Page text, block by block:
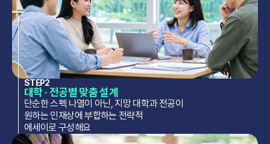
STEP2
대학 · 전공별 맞춤 설계
단순한 스펙 나열이 아닌, 지망 대학과 전공이
원하는 인재상에 부합하는 전략적
에세이로 구성해요